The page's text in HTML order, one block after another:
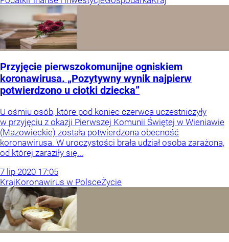
Przyjęcie pierwszokomunijne ogniskiem
koronawirusa. „Pozytywny wynik najpierw
potwierdzono u ciotki dziecka”
U ośmiu osób, które pod koniec czerwca uczestniczyły
w przyjęciu z okazji Pierwszej Komunii Świętej w Wieniawie
(Mazowieckie) została potwierdzona obecność
koronawirusa. W uroczystości brała udział osoba zarażona,
od której zaraziły się...
7 lip 2020 17:05
KrajKoronawirus w PolsceŻycie